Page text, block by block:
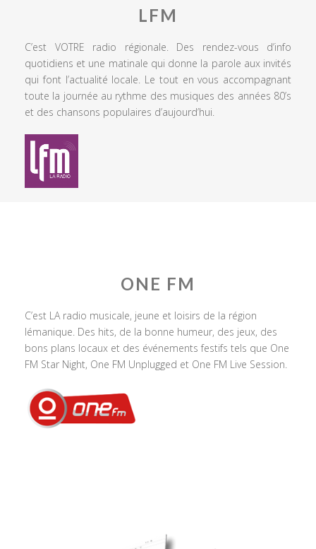
LFM
C’est VOTRE radio régionale. Des rendez-vous d’info
quotidiens et une matinale qui donne la parole aux invités
qui font l’actualité locale. Le tout en vous accompagnant
toute la journée au rythme des musiques des années 80’s
et des chansons populaires d’aujourd’hui.
ONE FM
C’est LA radio musicale, jeune et loisirs de la région
lémanique. Des hits, de la bonne humeur, des jeux, des
bons plans locaux et des événements festifs tels que One
FM Star Night, One FM Unplugged et One FM Live Session.